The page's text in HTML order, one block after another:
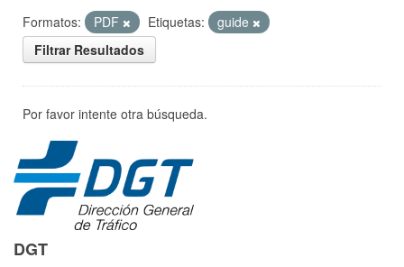
Formatos: PDF Etiquetas:
guide
Filtrar Resultados
Por favor intente otra búsqueda.
DGT